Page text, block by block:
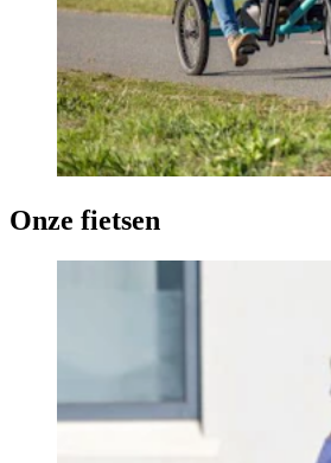
Onze fietsen